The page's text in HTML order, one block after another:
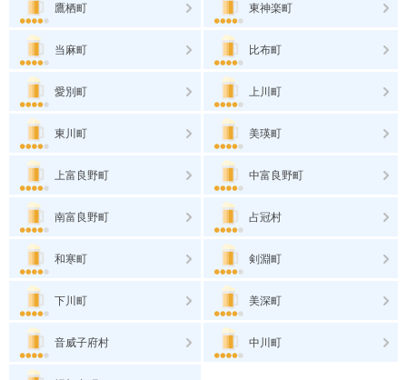
鷹栖町 東神楽町
当麻町 比布町
愛別町 上川町
東川町 美瑛町
上富良野町 中富良野町
南富良野町 占冠村
和寒町 剣淵町
下川町 美深町
音威子府村 中川町